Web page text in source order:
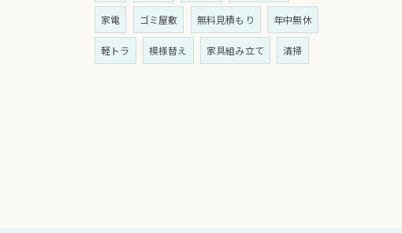
家電 ゴミ屋敷 無料見積もり 年中無休
軽トラ 模様替え 家具組み立て 清掃